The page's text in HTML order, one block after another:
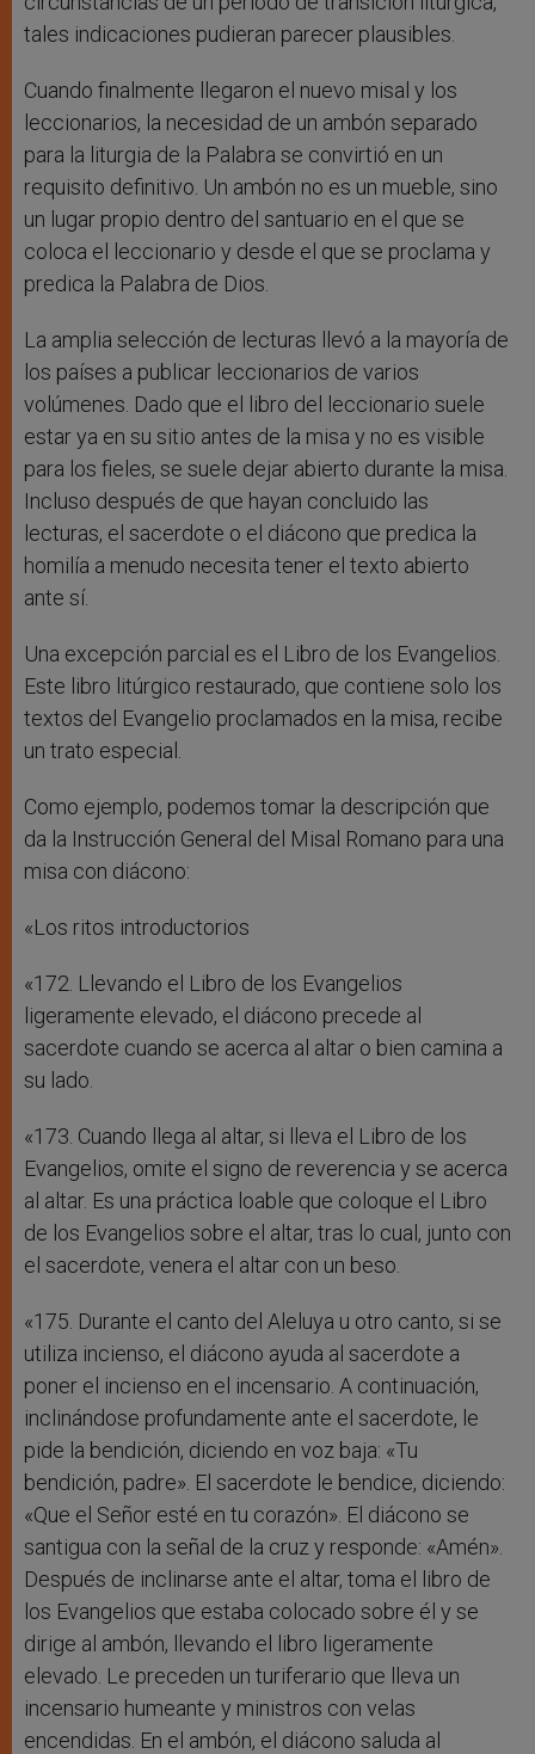
tales indicaciones pudieran parecer plausibles.
Cuando finalmente llegaron el nuevo misal y los
leccionarios, la necesidad de un ambón separado
para la liturgia de la Palabra se convirtió en un
requisito definitivo. Un ambón no es un mueble, sino
un lugar propio dentro del santuario en el que se
coloca el leccionario y desde el que se proclama y
predica la Palabra de Dios.
La amplia selección de lecturas llevó a la mayoría de
los países a publicar leccionarios de varios
volúmenes. Dado que el libro del leccionario suele
estar ya en su sitio antes de la misa y no es visible
para los fieles, se suele dejar abierto durante la misa.
Incluso después de que hayan concluido las
lecturas, el sacerdote o el diácono que predica la
homilía a menudo necesita tener el texto abierto
ante sí.
Una excepción parcial es el Libro de los Evangelios.
Este libro litúrgico restaurado, que contiene solo los
textos del Evangelio proclamados en la misa, recibe
un trato especial.
Como ejemplo, podemos tomar la descripción que
da la Instrucción General del Misal Romano para una
misa con diácono:
«Los ritos introductorios
«172. Llevando el Libro de los Evangelios
ligeramente elevado, el diácono precede al
sacerdote cuando se acerca al altar o bien camina a
su lado.
«173. Cuando llega al altar, si lleva el Libro de los
Evangelios, omite el signo de reverencia y se acerca
al altar. Es una práctica loable que coloque el Libro
de los Evangelios sobre el altar, tras lo cual, junto con
el sacerdote, venera el altar con un beso.
«175. Durante el canto del Aleluya u otro canto, si se
utiliza incienso, el diácono ayuda al sacerdote a
poner el incienso en el incensario. A continuación,
inclinándose profundamente ante el sacerdote, le
pide la bendición, diciendo en voz baja: «Tu
bendición, padre». El sacerdote le bendice, diciendo:
«Que el Señor esté en tu corazón». El diácono se
santigua con la señal de la cruz y responde: «Amén».
Después de inclinarse ante el altar, toma el libro de
los Evangelios que estaba colocado sobre él y se
dirige al ambón, llevando el libro ligeramente
elevado. Le preceden un turiferario que lleva un
incensario humeante y ministros con velas
encendidas. En el ambón, el diácono saluda al